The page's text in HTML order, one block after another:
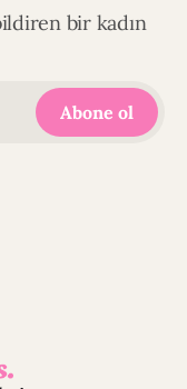
bir kadın
Abone ol